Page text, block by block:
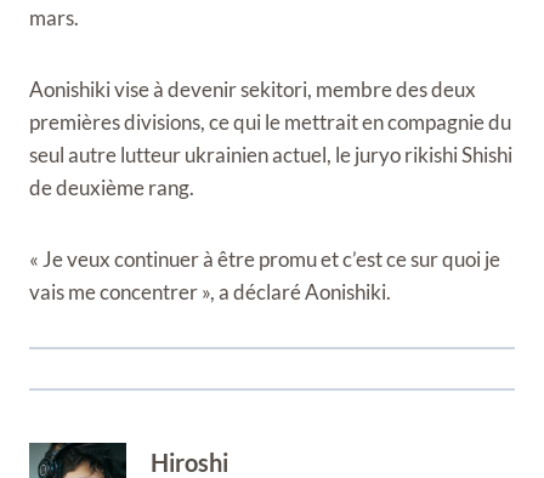
mars.
Aonishiki vise à devenir sekitori, membre des deux
premières divisions, ce qui le mettrait en compagnie du
seul autre lutteur ukrainien actuel, le juryo rikishi Shishi
de deuxième rang.
« Je veux continuer à être promu et c’est ce sur quoi je
vais me concentrer », a déclaré Aonishiki.
Hiroshi